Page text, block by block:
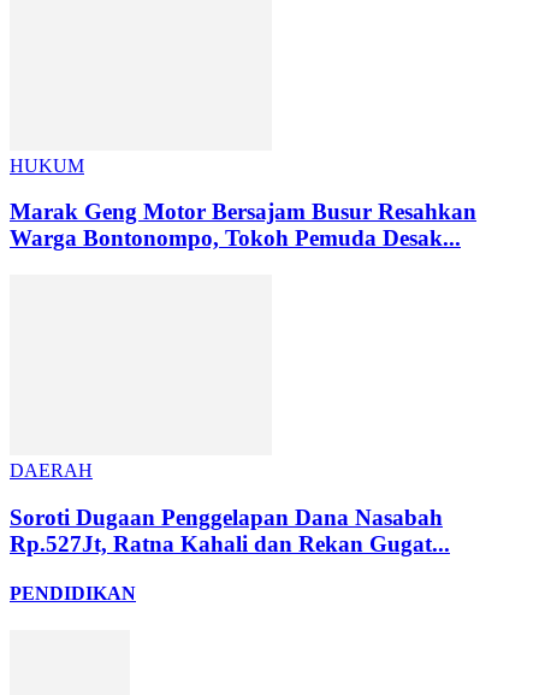
HUKUM
Marak Geng Motor Bersajam Busur Resahkan
Warga Bontonompo, Tokoh Pemuda Desak...
DAERAH
Soroti Dugaan Penggelapan Dana Nasabah
Rp.527Jt, Ratna Kahali dan Rekan Gugat...
PENDIDIKAN